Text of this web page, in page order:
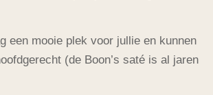
een mooie plek voor jullie en kunnen
(de Boon’s saté is al jaren